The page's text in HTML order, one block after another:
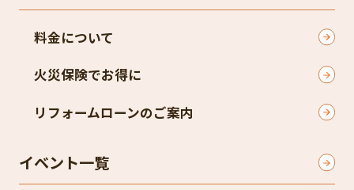
料金について
火災保険でお得に
リフォームローンのご案内
イベント一覧